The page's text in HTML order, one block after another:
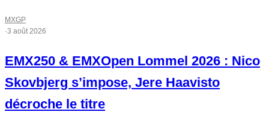
MXGP
·3 août 2026
EMX250 & EMXOpen Lommel 2026 : Nico
Skovbjerg s’impose, Jere Haavisto
décroche le titre